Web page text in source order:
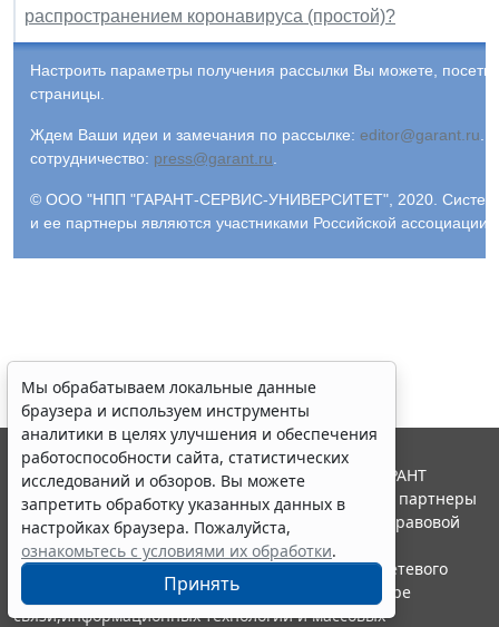
распространением коронавируса (простой)?
Настроить параметры получения рассылки Вы можете,
страницы.
Ждем Ваши идеи и замечания по рассылке: editor@garant.ru
сотрудничество: press@garant.ru
© ООО "НПП "ГАРАНТ-СЕРВИС-УНИВЕРСИТЕТ", 2020. Система
и ее партнеры являются участниками Российской
Мы обрабатываем локальные данные
браузера и используем инструменты
аналитики в целях улучшения и обеспечения
работоспособности сайта, статистических
исследований и обзоров. Вы можете
запретить обработку указанных данных в
настройках браузера. Пожалуйста,
ознакомьтесь с условиями их обработки.
Принять
© ООО "НПП "ГАРАНТ-СЕРВИС", 2026. Система ГАРАНТ
выпускается с 1990 года. Компания "Гарант" и ее партнеры
являются участниками Российской ассоциации правовой
информации ГАРАНТ.
Портал ГАРАНТ.РУ зарегистрирован в качестве сетевого
издания Федеральной службой по надзору в сфере
связи,информационных технологий и массовых